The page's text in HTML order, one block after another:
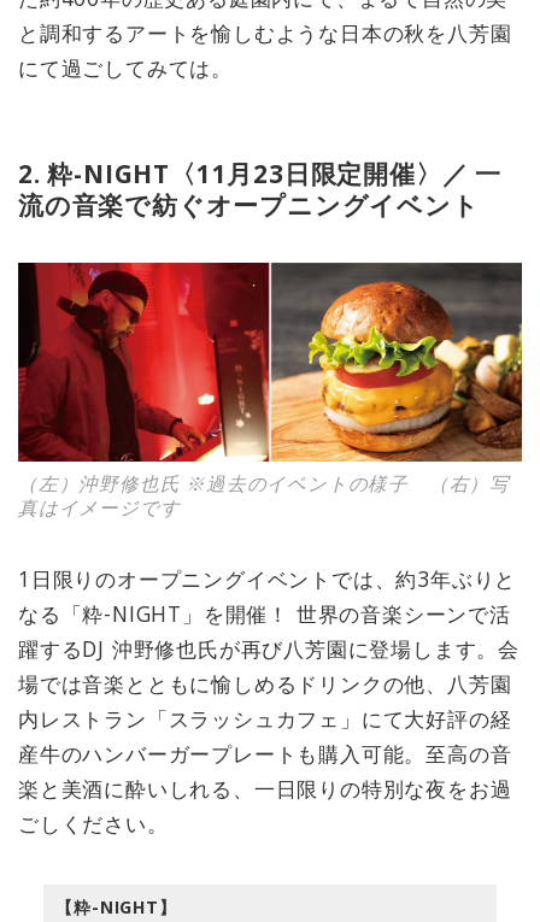
と調和するアートを愉しむような日本の秋を八芳園
にて過ごしてみては。
2. 粋-NIGHT〈11月23日限定開催〉／ 一
流の音楽で紡ぐオープニングイベント
（左）沖野修也氏 ※過去のイベントの様子 （右）写
真はイメージです
1日限りのオープニングイベントでは、約3年ぶりと
なる「粋-NIGHT」を開催！ 世界の音楽シーンで活
躍するDJ 沖野修也氏が再び八芳園に登場します。会
場では音楽とともに愉しめるドリンクの他、八芳園
内レストラン「スラッシュカフェ」にて大好評の経
産牛のハンバーガープレートも購入可能。至高の音
楽と美酒に酔いしれる、一日限りの特別な夜をお過
ごしください。
【粋-NIGHT】